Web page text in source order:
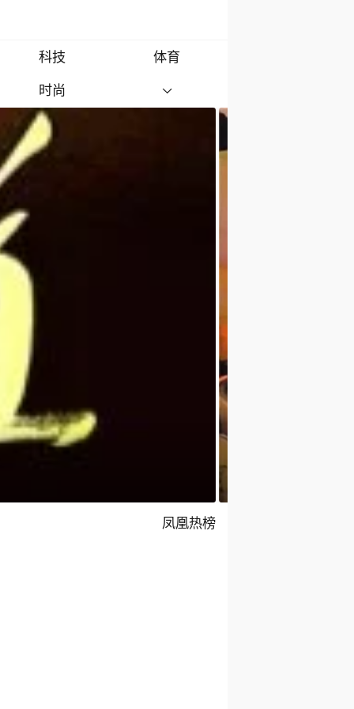
科技
体育
时尚
凤凰热榜